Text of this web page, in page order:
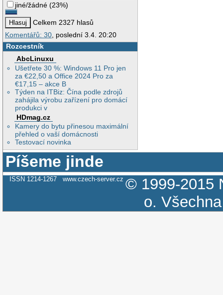
jiné/žádné (23%)
Celkem 2327 hlasů
Komentářů: 30, poslední 3.4. 20:20
Rozcestník
AbcLinuxu
Ušetřete 30 %: Windows 11 Pro jen
za €22,50 a Office 2024 Pro za
€17,15 – akce B
Týden na ITBiz: Čína podle zdrojů
zahájila výrobu zařízení pro domácí
produkci v
HDmag.cz
Kamery do bytu přinesou maximální
přehled o vaší domácnosti
Testovací novinka
Píšeme jinde
ISSN 1214-1267 www.czech-server.cz © 1999-2015
o.